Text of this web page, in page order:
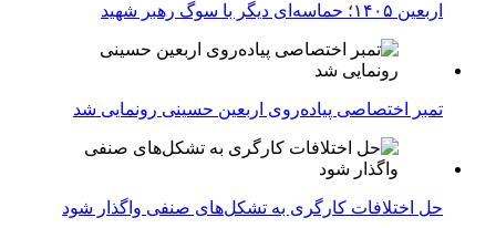
اربعین ۱۴۰۵؛ حماسه‌ای دیگر با سوگ رهبر شهید
تمبر اختصاصی پیاده‌روی اربعین حسینی رونمایی شد
حل اختلافات کارگری به تشکل‌های صنفی واگذار شود